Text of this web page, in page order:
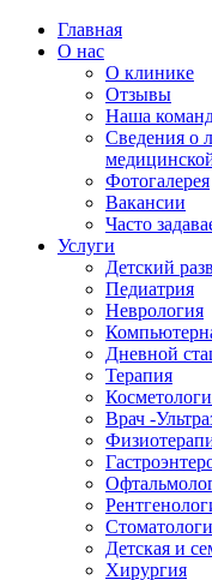
Главная
О нас
О клинике
Отзывы
Наша
Сведения о
Фотогалерея
Вакансии
Часто
Услуги
Детский
Педиатрия
Неврология
Дневной
Терапия
Врач -
Детская и
Хирургия